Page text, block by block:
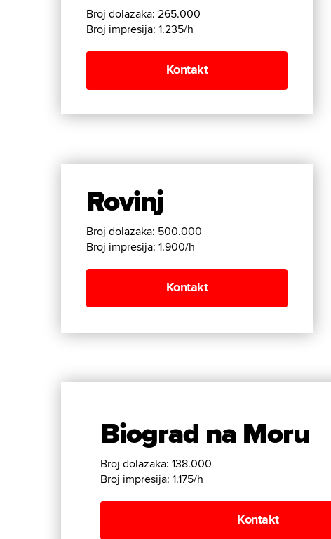
Broj dolazaka: 265.000
Broj impresija: 1.235/h
Kontakt
Rovinj
Broj dolazaka: 500.000
Broj impresija: 1.900/h
Kontakt
Biograd na Moru
Broj dolazaka: 138.000
Broj impresija: 1.175/h
Kontakt